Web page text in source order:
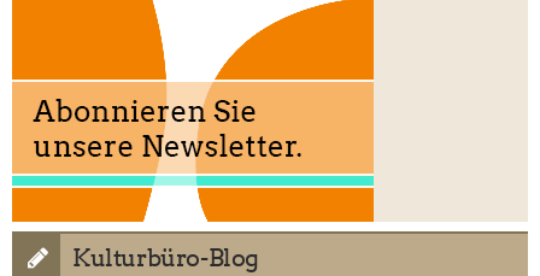
Kulturbüro-Blog